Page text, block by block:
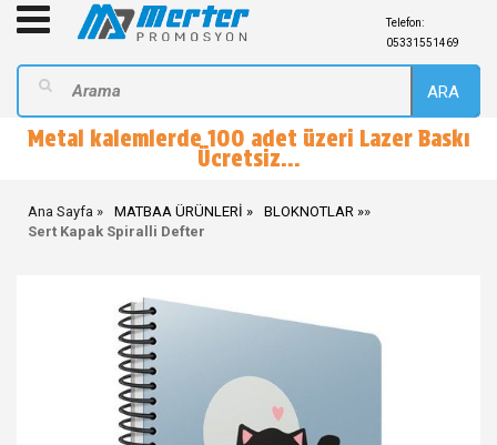
Telefon:
05331551469
ARA
Metal kalemlerde 100 adet üzeri Lazer Baskı
Ücretsiz...
Ana Sayfa MATBAA ÜRÜNLERİ »
BLOKNOTLAR
Sert Kapak Spiralli Defter